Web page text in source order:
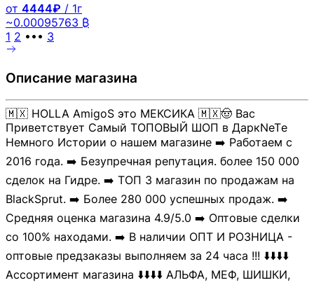
от 4444₽ / 1г
~0.00095763 ₿
1 2 ••• 3
Описание магазина
🇲🇽 HOLLA AmigoS это МЕКСИКА 🇲🇽🤠 Вас
Приветствует Самый ТОПОВЫЙ ШОП в ДаркNeTе
Немного Истории о нашем магазине ➡️ Работаем с
2016 года. ➡️ Безупречная репутация. более 150 000
сделок на Гидре. ➡️ ТОП 3 магазин по продажам на
BlackSprut. ➡️ Более 280 000 успешных продаж. ➡️
Средняя оценка магазина 4.9/5.0 ➡️ Оптовые сделки
cо 100% находами. ➡️ В наличии ОПТ И РОЗНИЦА -
оптовые предзаказы выполняем за 24 часа !!! ⬇️⬇️⬇️⬇️
Ассортимент магазина ⬇️⬇️⬇️⬇️ АЛЬФА, МЕФ, ШИШКИ,